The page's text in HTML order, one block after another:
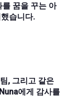
를 꿈을 꾸는 아
습니다.
, 그리고 같은
에게 감사를